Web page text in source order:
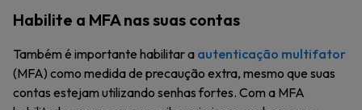
Habilite a MFA nas suas contas
Também é importante habilitar a autenticação multifator
(MFA) como medida de precaução extra, mesmo que suas
contas estejam utilizando senhas fortes. Com a MFA